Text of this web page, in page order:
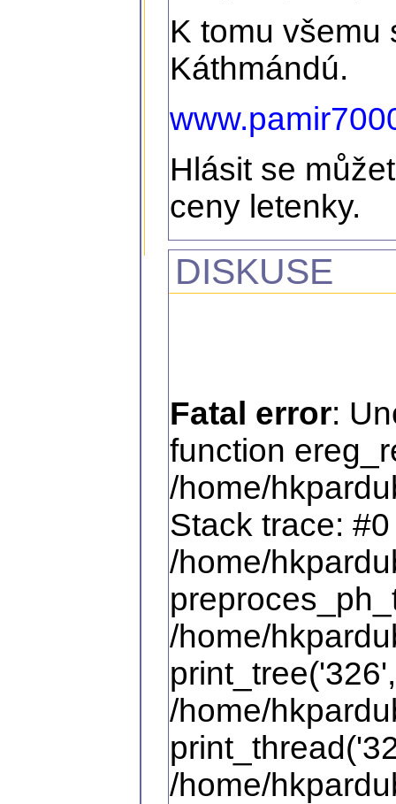
K tomu všemu
Káthmándú.
Hlásit se
ceny letenky.
DISKUSE
Fatal error:
function
/home/
Stack trace: #0
/home/
/home/
/home/
/home/